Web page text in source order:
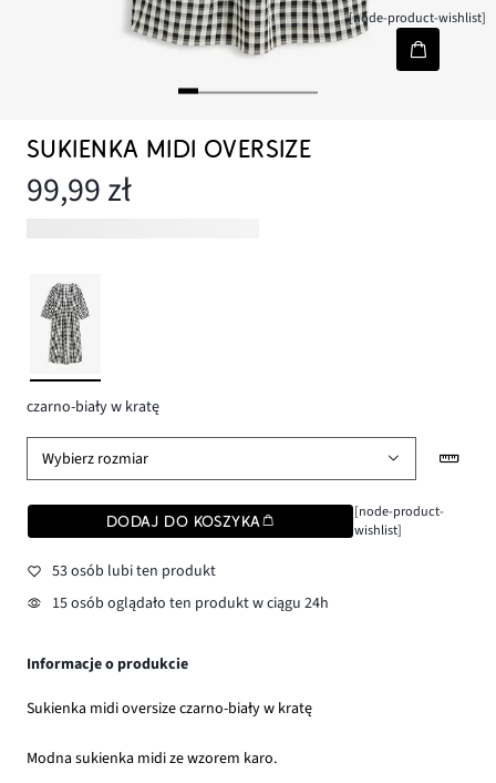
[node-product-wishlist]
SUKIENKA MIDI OVERSIZE
99,99 zł
czarno-biały w kratę
Wybierz rozmiar
DODAJ DO KOSZYKA
[node-product-
wishlist]
53 osób lubi ten produkt
15 osób oglądało ten produkt w ciągu 24h
Informacje o produkcie
Sukienka midi oversize czarno-biały w kratę
Modna sukienka midi ze wzorem karo.